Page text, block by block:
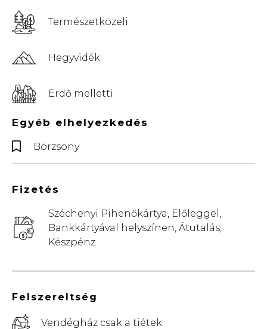
Felszereltség
Vendégház csak a tiétek
Természetközeli
Hegyvidék
Erdő melletti
Egyéb elhelyezkedés
Börzsöny
Fizetés
Széchenyi Pihenőkártya, Előleggel,
Bankkártyával helyszínen, Átutalás,
Készpénz